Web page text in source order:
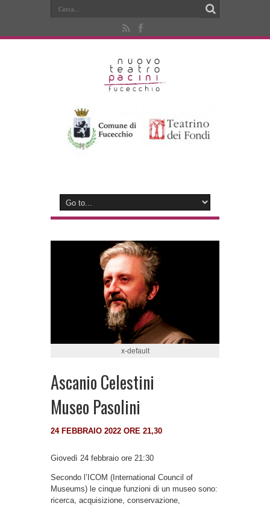
x-default
Ascanio Celestini
Museo Pasolini
24 FEBBRAIO 2022 ORE 21,30
Giovedì 24 febbraio ore 21:30
Secondo l’ICOM (International Council of
Museums) le cinque funzioni di un museo sono:
ricerca, acquisizione, conservazione,